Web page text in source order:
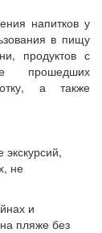
напитков у
в пищу
продуктов с
прошедших
а также
не
и
пляже без